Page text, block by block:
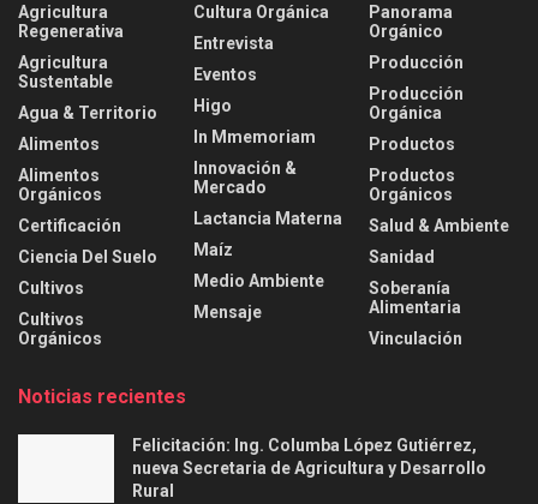
Agricultura
Regenerativa
Agricultura
Sustentable
Agua & Territorio
Alimentos
Alimentos
Orgánicos
Certificación
Ciencia Del Suelo
Cultivos
Cultivos
Orgánicos
Cultura Orgánica
Entrevista
Eventos
Higo
In Mmemoriam
Innovación &
Mercado
Lactancia Materna
Maíz
Medio Ambiente
Mensaje
Panorama
Orgánico
Producción
Producción
Orgánica
Productos
Productos
Orgánicos
Salud & Ambiente
Sanidad
Soberanía
Alimentaria
Vinculación
Noticias recientes
Felicitación: Ing. Columba López Gutiérrez,
nueva Secretaria de Agricultura y Desarrollo
Rural